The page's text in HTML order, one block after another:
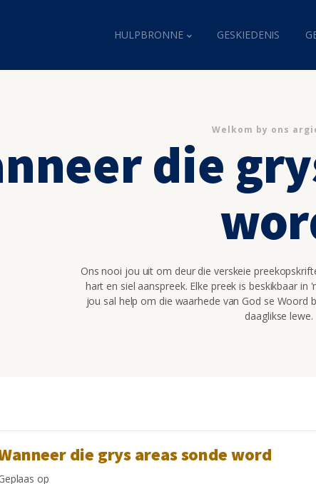
HULPBRONNE GESKIEDENIS
Welkom by ons
die
Ons nooi jou uit om deur die verskeie
hart en siel aanspreek. Elke preek is beskikbaar
jou sal help om die waarhede van God se Woord
daaglikse lewe.
die grys areas sonde word
op